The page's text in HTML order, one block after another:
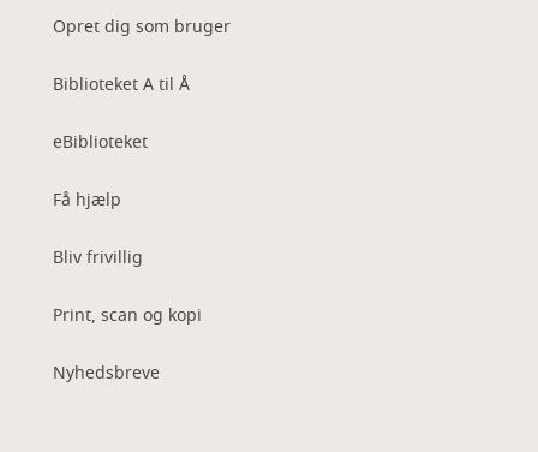
Opret dig som bruger
Biblioteket A til Å
eBiblioteket
Få hjælp
Bliv frivillig
Print, scan og kopi
Nyhedsbreve